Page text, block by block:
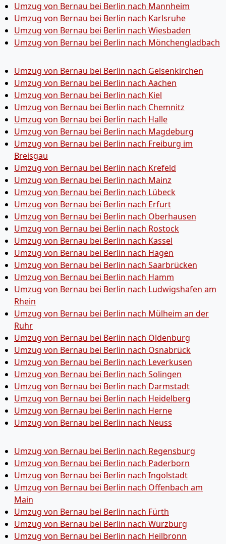
Umzug von Bernau bei Berlin nach Mannheim
Umzug von Bernau bei Berlin nach Karlsruhe
Umzug von Bernau bei Berlin nach Wiesbaden
Umzug von Bernau bei Berlin nach Mönchen­gladbach
Umzug von Bernau bei Berlin nach Gelsenkirchen
Umzug von Bernau bei Berlin nach Aachen
Umzug von Bernau bei Berlin nach Kiel
Umzug von Bernau bei Berlin nach Chemnitz
Umzug von Bernau bei Berlin nach Halle
Umzug von Bernau bei Berlin nach Magdeburg
Umzug von Bernau bei Berlin nach Freiburg im
Breisgau
Umzug von Bernau bei Berlin nach Krefeld
Umzug von Bernau bei Berlin nach Mainz
Umzug von Bernau bei Berlin nach Lübeck
Umzug von Bernau bei Berlin nach Erfurt
Umzug von Bernau bei Berlin nach Oberhausen
Umzug von Bernau bei Berlin nach Rostock
Umzug von Bernau bei Berlin nach Kassel
Umzug von Bernau bei Berlin nach Hagen
Umzug von Bernau bei Berlin nach Saarbrücken
Umzug von Bernau bei Berlin nach Hamm
Umzug von Bernau bei Berlin nach Ludwigshafen am
Rhein
Umzug von Bernau bei Berlin nach Mülheim an der
Ruhr
Umzug von Bernau bei Berlin nach Oldenburg
Umzug von Bernau bei Berlin nach Osnabrück
Umzug von Bernau bei Berlin nach Leverkusen
Umzug von Bernau bei Berlin nach Solingen
Umzug von Bernau bei Berlin nach Darmstadt
Umzug von Bernau bei Berlin nach Heidelberg
Umzug von Bernau bei Berlin nach Herne
Umzug von Bernau bei Berlin nach Neuss
Umzug von Bernau bei Berlin nach Regensburg
Umzug von Bernau bei Berlin nach Paderborn
Umzug von Bernau bei Berlin nach Ingolstadt
Umzug von Bernau bei Berlin nach Offenbach am
Main
Umzug von Bernau bei Berlin nach Fürth
Umzug von Bernau bei Berlin nach Würzburg
Umzug von Bernau bei Berlin nach Heilbronn